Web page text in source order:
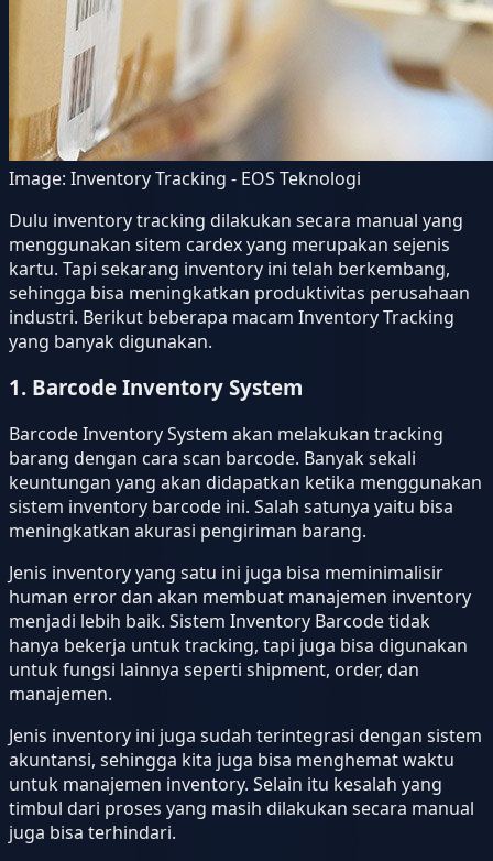
Image: Inventory Tracking - EOS Teknologi
Dulu inventory tracking dilakukan secara manual yang
menggunakan sitem cardex yang merupakan sejenis
kartu. Tapi sekarang inventory ini telah berkembang,
sehingga bisa meningkatkan produktivitas perusahaan
industri. Berikut beberapa macam Inventory Tracking
yang banyak digunakan.
1. Barcode Inventory System
Barcode Inventory System akan melakukan tracking
barang dengan cara scan barcode. Banyak sekali
keuntungan yang akan didapatkan ketika menggunakan
sistem inventory barcode ini. Salah satunya yaitu bisa
meningkatkan akurasi pengiriman barang.
Jenis inventory yang satu ini juga bisa meminimalisir
human error dan akan membuat manajemen inventory
menjadi lebih baik. Sistem Inventory Barcode tidak
hanya bekerja untuk tracking, tapi juga bisa digunakan
untuk fungsi lainnya seperti shipment, order, dan
manajemen.
Jenis inventory ini juga sudah terintegrasi dengan sistem
akuntansi, sehingga kita juga bisa menghemat waktu
untuk manajemen inventory. Selain itu kesalah yang
timbul dari proses yang masih dilakukan secara manual
juga bisa terhindari.